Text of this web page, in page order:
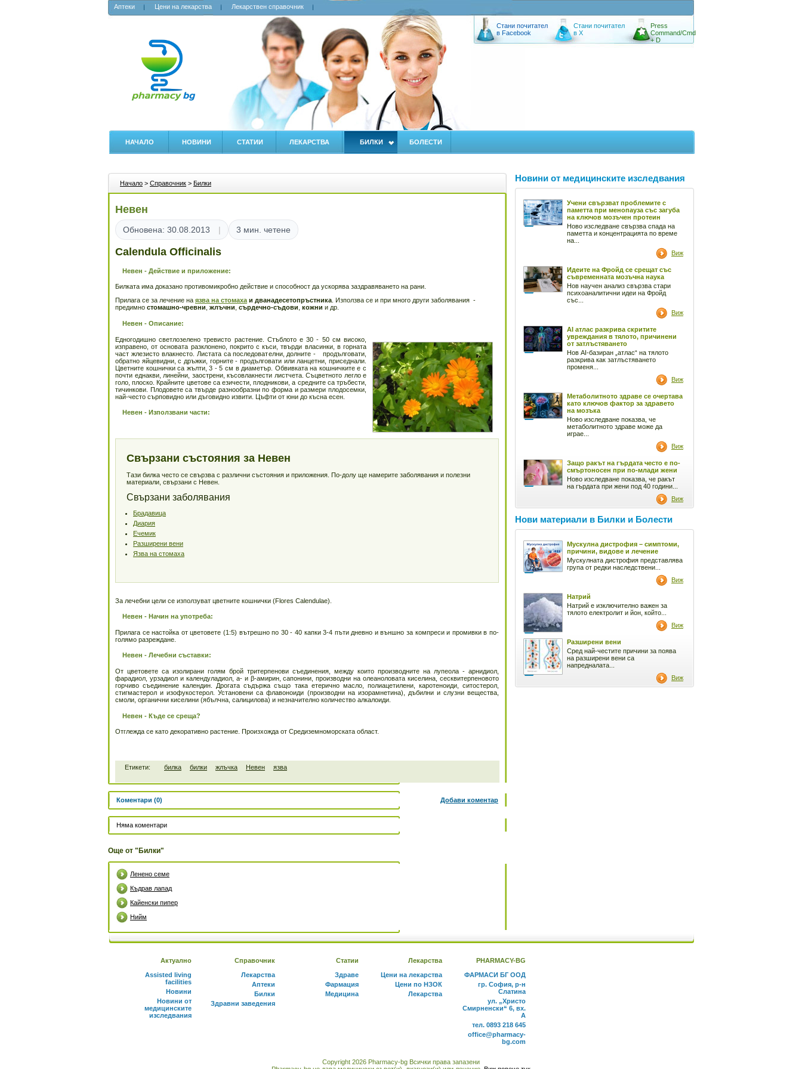
Аптеки Цени на лекарства Лекарствен справочник
Стани почитател
в Facebook
Стани почитател
в X
Press
Command/Cmd
+ D
НАЧАЛО НОВИНИ СТАТИИ ЛЕКАРСТВА БИЛКИ БОЛЕСТИ
Начало > Справочник > Билки
Невен
Обновена: 30.08.2013 3 мин. четене
Calendula Officinalis
Невен - Действие и приложение:
Билката има доказано противомикробно действие и способност да ускорява заздравяването на рани.
Прилага се за лечение на язва на стомаха и дванадесетопръстника . Използва се и при много други заболявания -
предимно стомашно-чревни жлъчни сърдечно-съдови кожни и др.
Невен - Описание:
Едногодишно светлозелено тревисто растение. Стъблото е 30 - 50 см високо,
изправено, от основата разклонено, покрито с къси, твърди власинки, в горната
част жлезисто влакнесто. Листата са последователни, долните - продълговати,
обратно яйцевидни, с дръжки, горните - продълговати или ланцетни, приседнали.
Цветните кошнички са жълти, 3 - 5 см в диаметър. Обвивката на кошничките е с
почти еднакви, линейни, заострени, късовлакнести листчета. Съцветното легло е
голо, плоско. Крайните цветове са езичести, плодникови, а средните са тръбести,
тичинкови. Плодовете са твърде разнообразни по форма и размери плодосемки,
най-често сърповидно или дъговидно извити. Цъфти от юни до късна есен.
Невен - Използвани части:
Свързани състояния за Невен
Тази билка често се свързва с различни състояния и приложения. По-долу ще намерите заболявания и полезни
материали, свързани с Невен.
Свързани заболявания
Брадавица
Диария
Ечемик
Разширени вени
Язва на стомаха
За лечебни цели се използуват цветните кошнички (Flores Calendulae).
Невен - Начин на употреба:
Прилага се настойка от цветовете (1:5) вътрешно по 30 - 40 капки 3-4 пъти дневно и външно за компреси и промивки в по-
голямо разреждане.
Невен - Лечебни съставки:
От цветовете са изолирани голям брой тритерпенови съединения, между които производните на лупеола - арнидиол,
фарадиол, урзадиол и календуладиол, а- и β-амирин, сапонини, производни на олеаноловата киселина, сесквитерпеновото
горчиво съединение календин. Дрогата съ­държа също така етерично масло, полиацетилени, каротеноиди, ситостерол,
стигмастерол и изофукостерол. Установени са флавоноиди (производни на изорамнетина), дъбилни и слузни вещества,
смоли, органични киселини (ябълчна, салицилова) и незначително количество алкалоиди.
Невен - Къде се среща?
Отглежда се като декоративно растение. Произхожда от Средиземноморската област.
Етикети: билка билки жлъчка Невен язва
Коментари (0) Добави коментар
Няма коментари
Още от "Билки"
Ленено семе
Къдрав лапад
Кайенски пипер
Нийм
Новини от медицинските изследвания
Учени свързват проблемите с
паметта при менопауза със загуба
на ключов мозъчен протеин
Ново изследване свързва спада на
паметта и концентрацията по време
на...
Виж
Идеите на Фройд се срещат със
съвременната мозъчна наука
Нов научен анализ свързва стари
психоаналитични идеи на Фройд
със...
Виж
AI атлас разкрива скритите
увреждания в тялото, причинени
от затлъстяването
Нов AI-базиран „атлас“ на тялото
разкрива как затлъстяването
променя...
Виж
Метаболитното здраве се очертава
като ключов фактор за здравето
на мозъка
Ново изследване показва, че
метаболитното здраве може да
играе...
Виж
Защо ракът на гърдата често е по-
смъртоносен при по-млади жени
Ново изследване показва, че ракът
на гърдата при жени под 40 години...
Виж
Нови материали в Билки и Болести
Мускулна дистрофия – симптоми,
причини, видове и лечение
Мускулната дистрофия представлява
група от редки наследствени...
Виж
Натрий
Натрий е изключително важен за
тялото електролит и йон, който...
Виж
Разширени вени
Сред най-честите причини за поява
на разширени вени са
напредналата...
Виж
Актуално
Assisted living
facilities
Новини
Новини от
медицинските
изследвания
Справочник
Лекарства
Аптеки
Билки
Здравни заведения
Статии
Здраве
Фармация
Медицина
Лекарства
Цени на лекарства
Цени по НЗОК
Лекарства
PHARMACY-BG
ФАРМАСИ БГ ООД
гр. София, р-н
Слатина
ул. „Христо
Смирненски“ 6, вх.
А
тел. 0893 218 645
office@pharmacy-
bg.com
Copyright 2026 Pharmacy-bg Всички права запазени